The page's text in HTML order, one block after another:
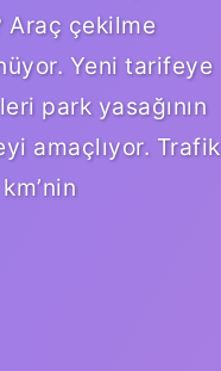
Araç çekilme
Yeni tarifeye
park yasağının
amaçlıyor. Trafik